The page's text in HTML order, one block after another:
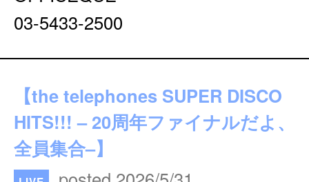
03-5433-2500
【the telephones SUPER DISCO
HITS!!! – 20周年ファイナルだよ、
全員集合–】